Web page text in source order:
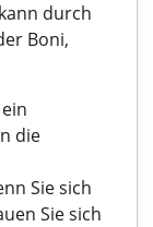
durch
Boni,
die
Sie sich
Sie sich